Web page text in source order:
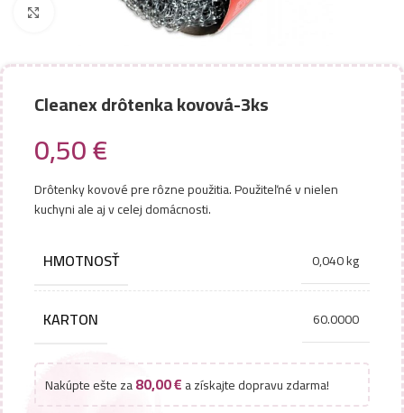
Zobraziť väčší obrázok
Cleanex drôtenka kovová-3ks
0,50€
Drôtenky kovové pre rôzne použitia. Použiteľné v nielen
kuchyni ale aj v celej domácnosti.
HMOTNOSŤ 0,040 kg
KARTON 60.0000
Nakúpte ešte za80,00€a získajte dopravu zdarma!